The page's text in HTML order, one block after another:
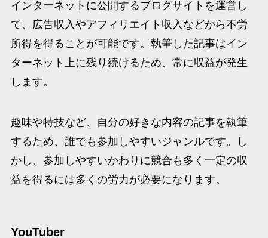
インターネットに公開するブログサイトを運営し
て、広告収入やアフィリエイト収入などから不労
所得を得ることが可能です。執筆した記事はイン
ターネット上に残り続けるため、常に収益が発生
します。
趣味や特技など、自分の好きな内容の記事を執筆
するため、誰でも参加しやすいジャンルです。し
かし、参加しやすいかわりに競合も多く一定の収
益を得るには多くの労力が必要になります。
YouTuber